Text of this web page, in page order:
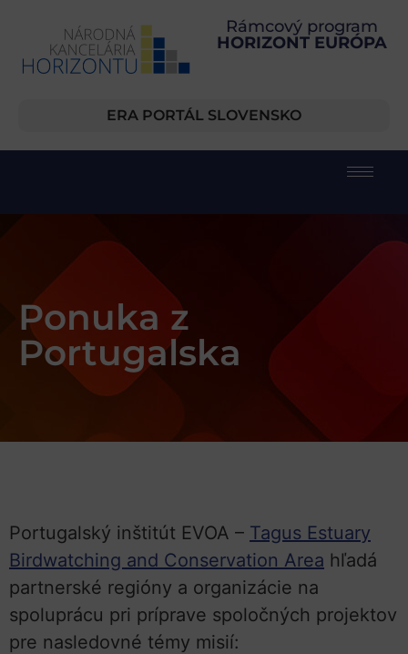
Rámcový program
HORIZONT EURÓPA
ERA PORTÁL SLOVENSKO
Ponuka z
Portugalska
Portugalský inštitút EVOA – Tagus Estuary
Birdwatching and Conservation Area hľadá
partnerské regióny a organizácie na
spoluprácu pri príprave spoločných projektov
pre nasledovné témy misií: